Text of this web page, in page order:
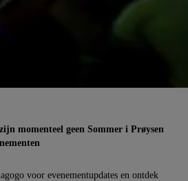
momenteel geen Sommer i Prøysen
voor evenementupdates en ontdek